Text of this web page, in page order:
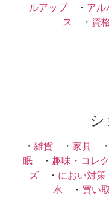
ルアップ・ アル
ス ・ 資
・ 雑貨 ・ 家具 ・
眠・ 趣味・コレ
ズ ・ におい対策
水 ・ 買い